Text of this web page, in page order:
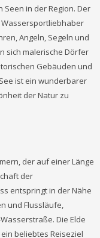
in der Region. Der
Angeln, Segeln und
sich malerische Dörfer
Gebäuden und
ist ein wunderbarer
der Natur zu
der auf einer Länge
der
entspringt in der Nähe
und Flussläufe,
Die Elde
beliebtes Reiseziel